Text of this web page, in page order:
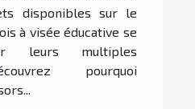
disponibles sur le
à visée éducative se
leurs multiples
pourquoi